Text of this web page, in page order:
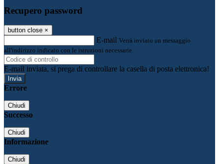
Recupero password
button close ×
E-mail Verrà inviato un messaggio
all'indirizzo indicato con le istruzioni necessarie.
E-mail inviata, si prega di controllare la casella di posta elettronica!
Errore
Chiudi
Successo
Chiudi
Informazione
Chiudi